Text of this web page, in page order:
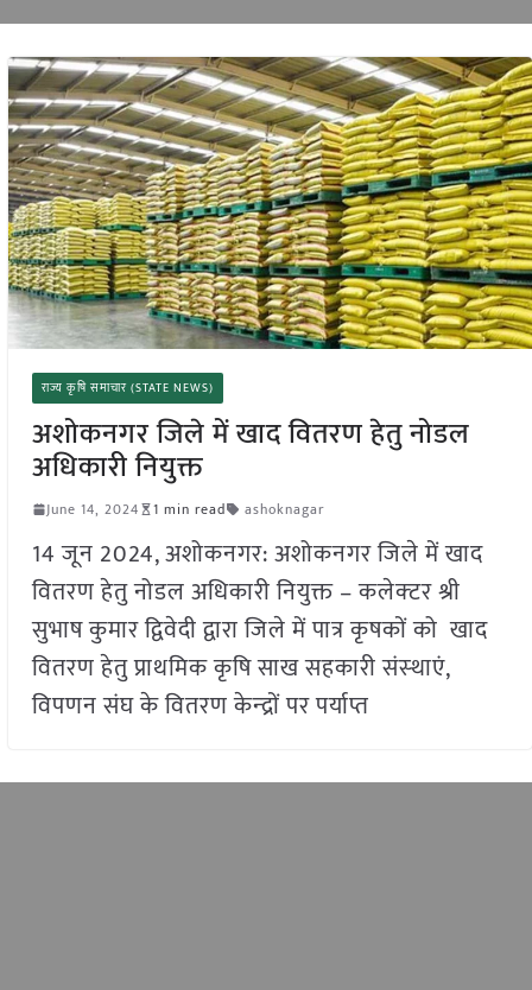
राज्य कृषि समाचार (STATE NEWS)
अशोकनगर जिले में खाद वितरण हेतु नोडल
अधिकारी नियुक्त
June 14, 2024 1 min read ashoknagar
14 जून 2024, अशोकनगर: अशोकनगर जिले में खाद
वितरण हेतु नोडल अधिकारी नियुक्त – कलेक्‍टर श्री
सुभाष कुमार द्विवेदी द्वारा जिले में पात्र कृषकों को खाद
वितरण हेतु प्राथमिक कृषि साख सहकारी संस्‍थाएं,
विपणन संघ के वितरण केन्‍द्रों पर पर्याप्त